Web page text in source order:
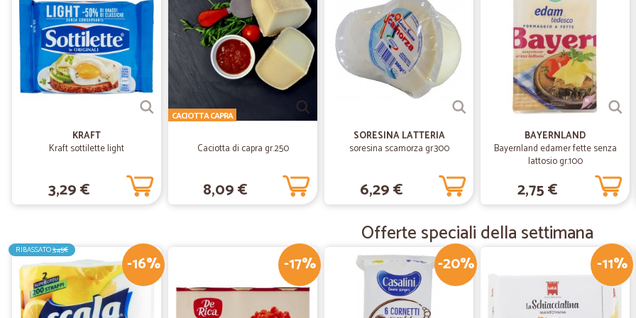
TUTTO OK COME SEMPRE
TUTTO OK COME SEMPRE
—Elisabetta D.
Sono al secondo acquisto
Sono al secondo acquisto, mi
e pratico da utilizzare.
Nicola A.
OTTIMO PREZZO OTTIMO
OTTIMO PREZZO OTTIMO
Francesco D.
Buon prodotto
Credo sia un buon prodotto, ho
KRAFT
Kraft sottilette light
3,29 €
Caciotta di capra gr.250
CACIOTTA CAPRA
8,09 €
SORESINA LATTERIA
soresina scamorza gr.300
6,29 €
BAYERNLAND
Bayernland edamer fette senza
lattosio gr.100
2,75 €
Offerte speciali della settimana
-16%
RIBASSATO3,45€
-17% -20% -11%